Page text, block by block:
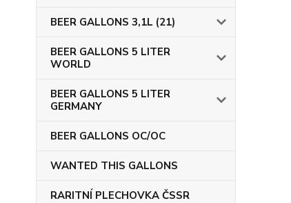
BEER GALLONS 3,1L (21)
BEER GALLONS 5 LITER
WORLD
BEER GALLONS 5 LITER
GERMANY
BEER GALLONS OC/OC
WANTED THIS GALLONS
RARITNÍ PLECHOVKA ČSSR